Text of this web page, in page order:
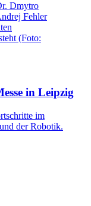
Dmytro
Fehler
(Foto:
in Leipzig
im
der Robotik.